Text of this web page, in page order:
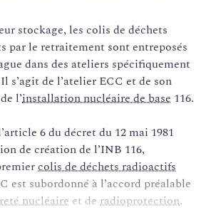
stockage, les colis de déchets
par le retraitement sont entreposés
dans des ateliers spécifiquement
s’agit de l’atelier ECC et de son
l’installation nucléaire de base 116.
6 du décret du 12 mai 1981
de création de l’INB 116,
colis de déchets radioactifs
est subordonné à l’accord préalable
nucléaire et de radioprotection.